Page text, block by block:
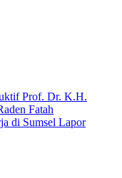
Prof. Dr. K.H.
Fatah
di Sumsel Lapor